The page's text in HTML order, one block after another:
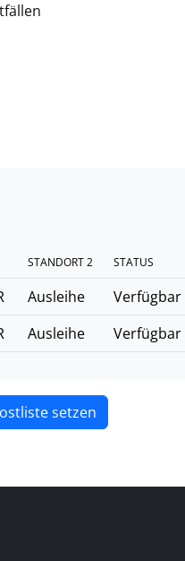
STANDORT 2 STATUS
Ausleihe Verfügbar
Ausleihe Verfügbar
setzen